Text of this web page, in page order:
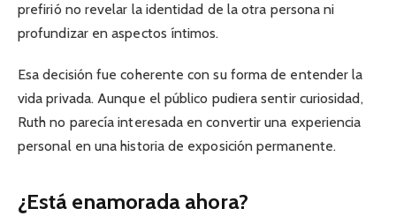
prefirió no revelar la identidad de la otra persona ni
profundizar en aspectos íntimos.
Esa decisión fue coherente con su forma de entender la
vida privada. Aunque el público pudiera sentir curiosidad,
Ruth no parecía interesada en convertir una experiencia
personal en una historia de exposición permanente.
¿Está enamorada ahora?